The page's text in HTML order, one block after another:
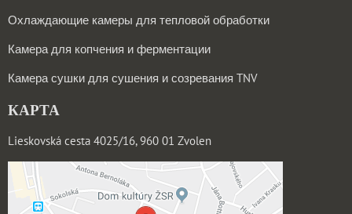
Охлаждающие камеры для тепловой обработки
Камера для копчения и ферментации
Камера сушки для сушения и созревания TNV
КАРТА
Lieskovská cesta 4025/16, 960 01 Zvolen